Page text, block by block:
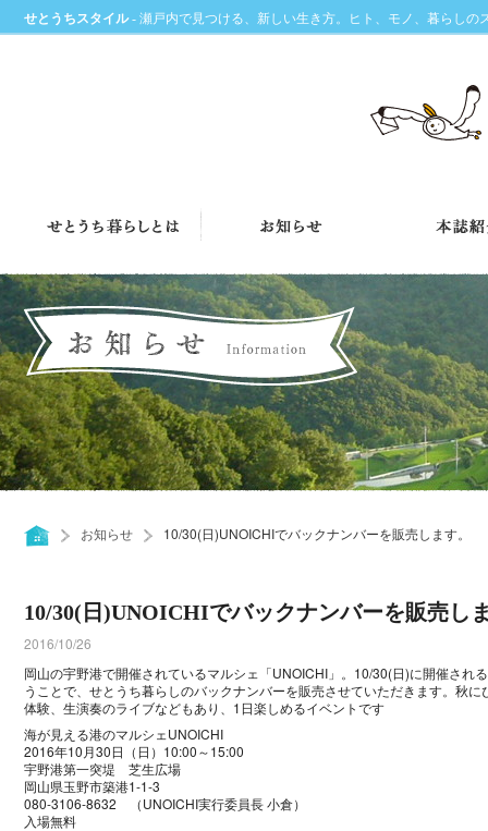
せとうちスタイル - 瀬戸内で見つける、新しい生き方。ヒト、モノ、暮らしの
お知らせ 10/30(日)UNOICHIでバックナンバーを販売します。
10/30(日)UNOICHIでバックナンバーを販売し
2016/10/26
岡山の宇野港で開催されているマルシェ「UNOICHI」。10/30(日)に開催され
うことで、せとうち暮らしのバックナンバーを販売させていただきます。秋
体験、生演奏のライブなどもあり、1日楽しめるイベントです
海が見える港のマルシェUNOICHI
2016年10月30日（日）10:00～15:00
宇野港第一突堤 芝生広場
岡山県玉野市築港1-1-3
080-3106-8632 （UNOICHI実行委員長 小倉）
入場無料